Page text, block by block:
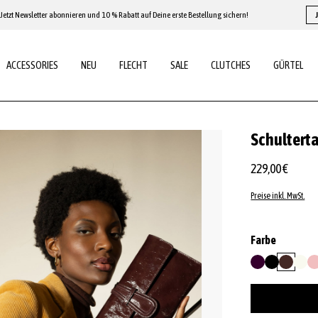
Newsletter abonnieren und 10 % Rabatt auf Deine erste Bestellung sichern!
ACCESSORIES NEU FLECHT SALE CLUTCHES GÜRTEL
229,00 €
Preise inkl. MwSt.
Farbe
aubergine
black/nickel
milk